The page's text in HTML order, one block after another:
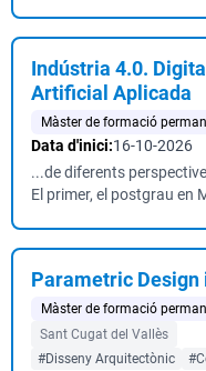
Indústria 4.0.
Artificial Aplicada
Màster de formació
Data d'inici:16-10-2026
...de diferents
El primer, el postgrau en
Parametric
Màster de formació
Sant Cugat del Vallès
#Disseny Arquitectònic